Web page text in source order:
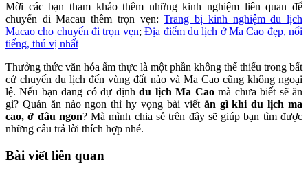
Mời các bạn tham khảo thêm những kinh nghiệm liên quan để
chuyến đi Macau thêm trọn vẹn:Trang bị kinh nghiệm du lịch
Macao cho chuyến đi trọn vẹn;Địa điểm du lịch ở Ma Cao đẹp, nổi
tiếng, thú vị nhất
Thưởng thức văn hóa ẩm thực là một phần không thể thiếu trong bất
cứ chuyến du lịch đến vùng đất nào và Ma Cao cũng không ngoại
lệ. Nếu bạn đang có dự địnhdu lịch Ma Caomà chưa biết sẽ ăn
gì? Quán ăn nào ngon thì hy vọng bài viết ăn gì khi du lịch ma
cao, ở đâu ngon? Mà mình chia sẻ trên đây sẽ giúp bạn tìm được
những câu trả lời thích hợp nhé.
Bài viết liên quan